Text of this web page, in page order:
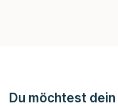
Du möchtest dein